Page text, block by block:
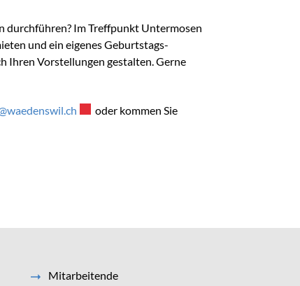
durchführen? Im Treffpunkt Untermosen
und ein eigenes Geburtstags-
Ihren Vorstellungen gestalten. Gerne
Externer Link wird in einem neuen Fenster
oder kommen Sie
Mitarbeitende